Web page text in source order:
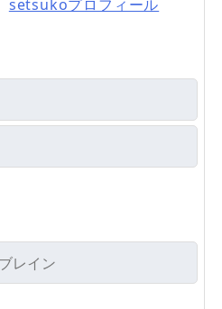
setsukoプロフィール